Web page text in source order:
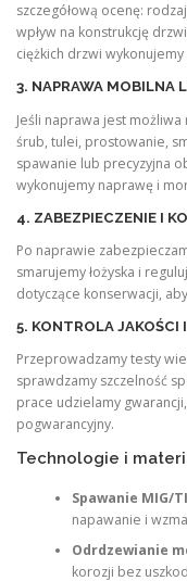
szczegółową ocenę:
wpływ na konstrukcję
ciężkich drzwi
3. NAPRAWA MOBILNA
Jeśli naprawa jest
śrub, tulei, prostowanie,
spawanie lub precyzyjna
wykonujemy naprawę i
4. ZABEZPIECZENIE I
Po naprawie
smarujemy łożyska i
dotyczące konserwacji,
5. KONTROLA JAKOŚCI
Przeprowadzamy testy
sprawdzamy szczelność
prace udzielamy
pogwarancyjny.
Technologie i
Spawanie MIG/
napawanie i
Odrdzewianie
korozji bez